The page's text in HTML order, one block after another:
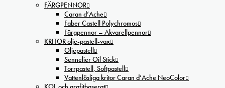
FÄRGPENNOR
Caran d’Ache
Faber Castell Polychromos
Färgpennor – Akvarellpennor
KRITOR olje-pastell-vax
Oljepastell
Sennelier Oil Stick
Torrpastell, Softpastell
Vattenlösliga kritor Caran d’Ache NeoColor